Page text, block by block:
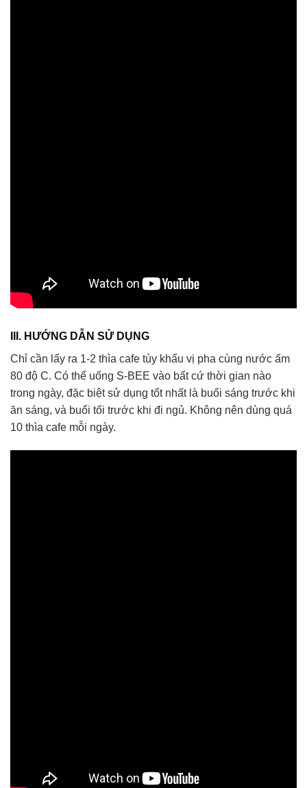
III. HƯỚNG DẪN SỬ DỤNG
Chỉ cần lấy ra 1-2 thìa cafe tùy khẩu vị pha cùng nước ấm
80 độ C. Có thể uống S-BEE vào bất cứ thời gian nào
trong ngày, đặc biệt sử dụng tốt nhất là buổi sáng trước khi
ăn sáng, và buổi tối trước khi đi ngủ. Không nên dùng quá
10 thìa cafe mỗi ngày.